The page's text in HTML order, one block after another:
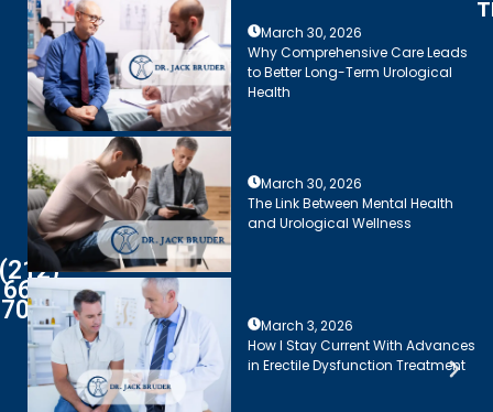
(212)
661-
7003
March 30, 2026
Why Comprehensive Care Leads
to Better Long-Term Urological
Health
March 30, 2026
The Link Between Mental Health
and Urological Wellness
March 3, 2026
How I Stay Current With Advances
in Erectile Dysfunction Treatment